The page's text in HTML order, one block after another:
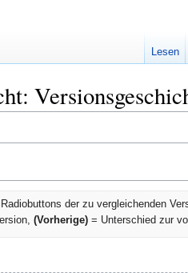
der zu vergleichenden
(Vorherige) = Unterschied zur
Lesen